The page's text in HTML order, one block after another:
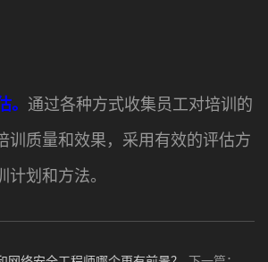
。 通过各种方式收集员工对培训的
训质量和效果，采用有效的评估方
计划和方法。